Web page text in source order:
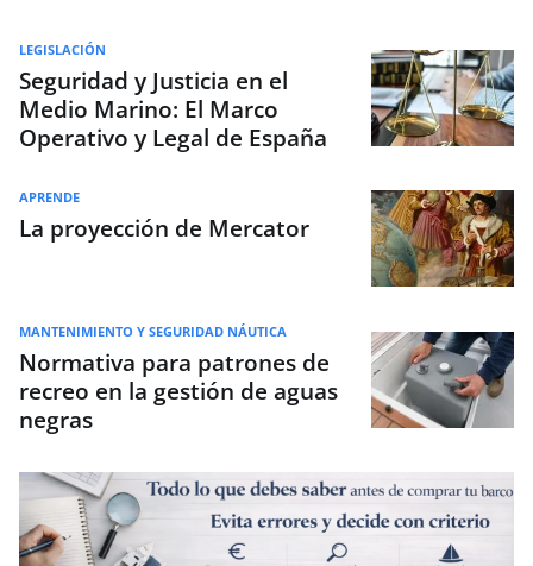
LEGISLACIÓN
Seguridad y Justicia en el
Medio Marino: El Marco
Operativo y Legal de España
APRENDE
La proyección de Mercator
MANTENIMIENTO Y SEGURIDAD NÁUTICA
Normativa para patrones de
recreo en la gestión de aguas
negras